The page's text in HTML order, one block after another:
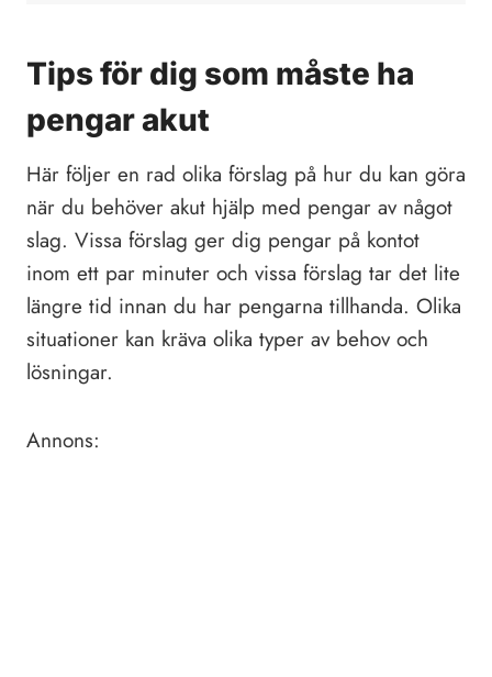
Tips för dig som måste ha
pengar akut
Här följer en rad olika förslag på hur du kan göra
när du behöver akut hjälp med pengar av något
slag. Vissa förslag ger dig pengar på kontot
inom ett par minuter och vissa förslag tar det lite
längre tid innan du har pengarna tillhanda. Olika
situationer kan kräva olika typer av behov och
lösningar.
Annons: